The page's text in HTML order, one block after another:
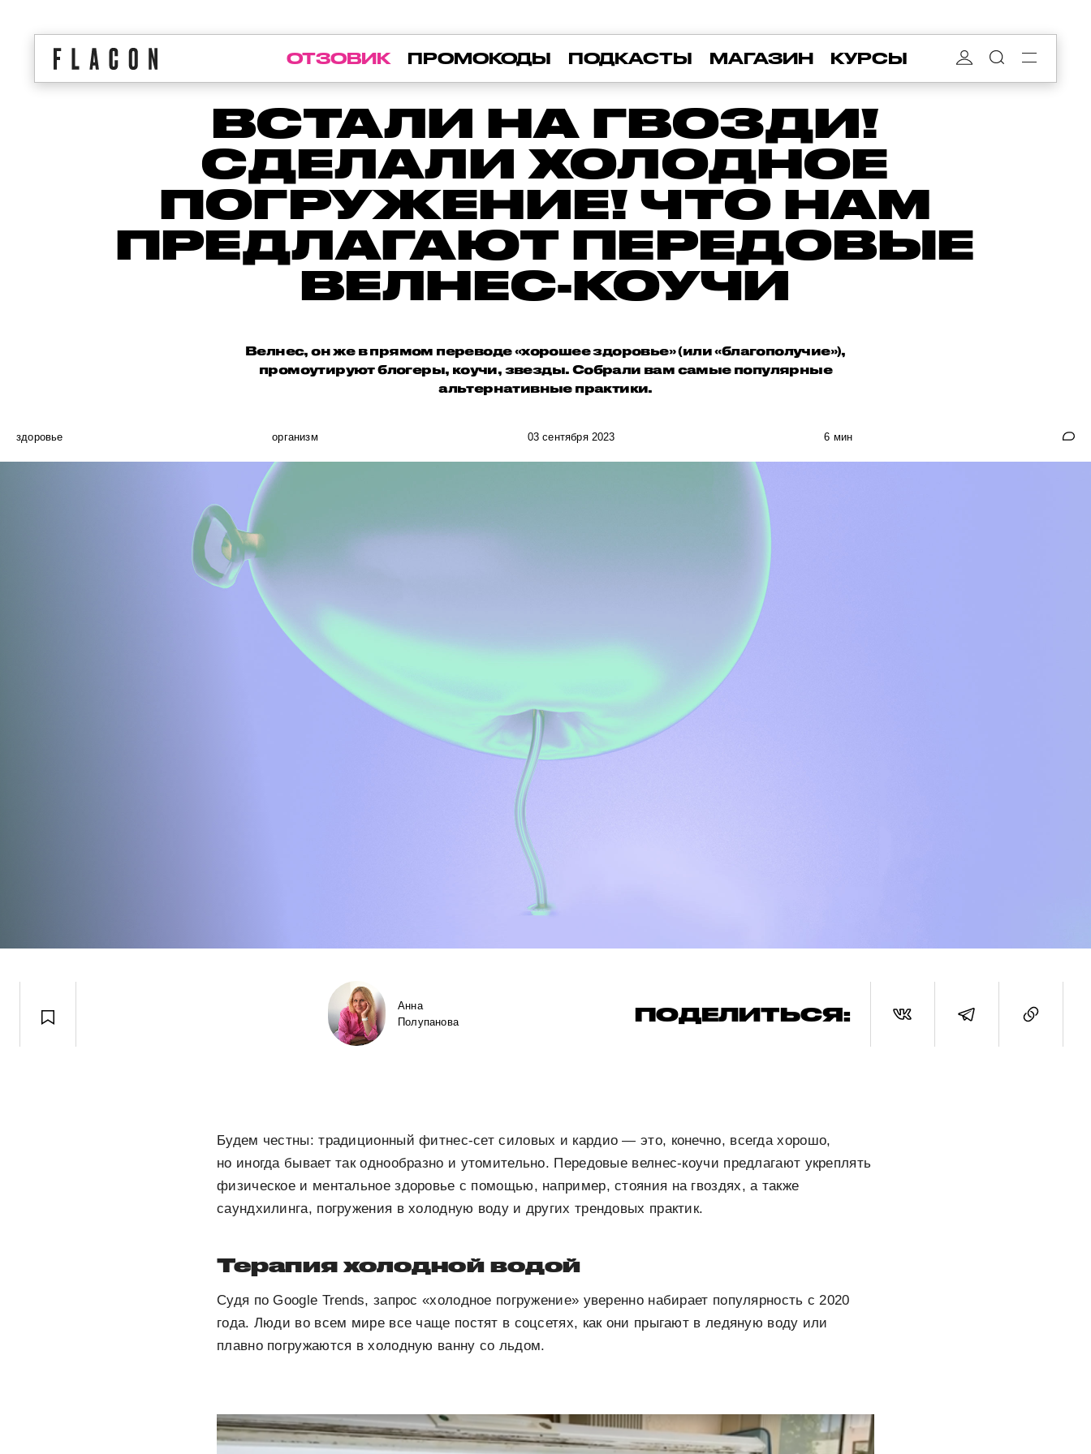
ОТЗОВИК ПРОМОКОДЫ ПОДКАСТЫ МАГАЗИН КУРСЫ
ВСТАЛИ НА ГВОЗДИ!
СДЕЛАЛИ ХОЛОДНОЕ
ПОГРУЖЕНИЕ! ЧТО НАМ
ПРЕДЛАГАЮТ ПЕРЕДОВЫЕ
ВЕЛНЕС-КОУЧИ
Велнес, он же в прямом переводе «хорошее здоровье» (или «благополучие»),
промоутируют блогеры, коучи, звезды. Собрали вам самые популярные
альтернативные практики.
здоровье организм 03 сентября 2023 6 мин
Анна
Полупанова
ПОДЕЛИТЬСЯ:
Будем честны: традиционный фитнес-сет силовых и кардио — это, конечно, всегда хорошо,
но иногда бывает так однообразно и утомительно. Передовые велнес-коучи предлагают укреплять
физическое и ментальное здоровье с помощью, например, стояния на гвоздях, а также
саундхилинга, погружения в холодную воду и других трендовых практик.
Терапия холодной водой
Судя по Google Trends, запрос «холодное погружение» уверенно набирает популярность с 2020
года. Люди во всем мире все чаще постят в соцсетях, как они прыгают в ледяную воду или
плавно погружаются в холодную ванну со льдом.